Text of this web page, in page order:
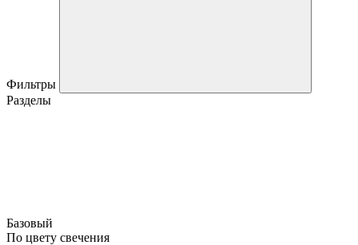
Фильтры
Разделы
Базовый
По цвету свечения